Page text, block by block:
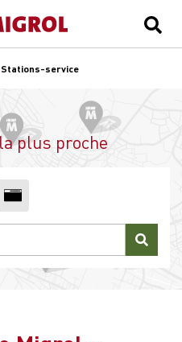
plus proche
Stations-service